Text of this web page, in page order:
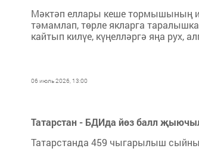
Мәктәп еллары кеше тормышының
тәмамлап, төрле якларга
кайтып килүе, күңелләргә яңа рух,
06 июль 2026, 13:00
Татарстан - БДИда йөз балл
Татарстанда 459 чыгарылыш